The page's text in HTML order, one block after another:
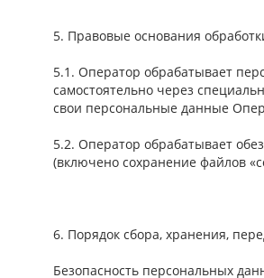
5. Правовые основания
5.1. Оператор обрабатывает
самостоятельно через
свои персональные данные
5.2. Оператор обрабатывает
(включено сохранение файлов
6. Порядок сбора, хранения,
Безопасность персональных